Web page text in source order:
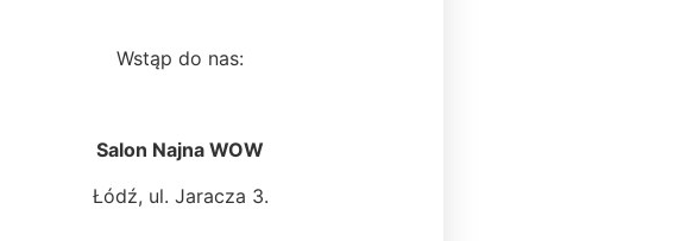
Wstąp do nas:
Salon Najna WOW
Łódź, ul. Jaracza 3.